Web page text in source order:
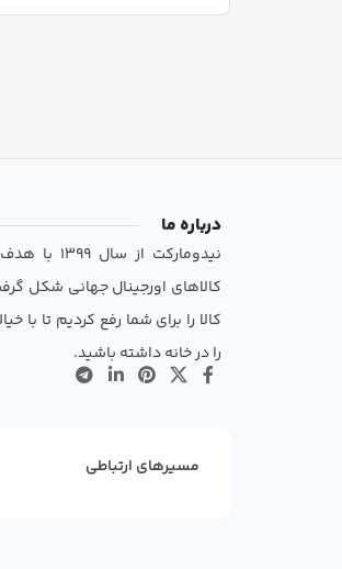
درباره ما
کالاهای اورجینال جهانی شکل
کالا را برای شما رفع کردیم تا با
را در خانه داشته باشید.
مسیرهای ارتباطی